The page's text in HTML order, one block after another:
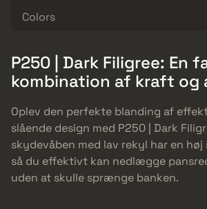
Colors
P250 | Dark Filigree: En
kombination af kraft
Oplev den perfekte blanding af
slående design med P250 | Dark
skydevåben med lav rekyl har en
så du effektivt kan nedlægge
uden at skulle sprænge banken.